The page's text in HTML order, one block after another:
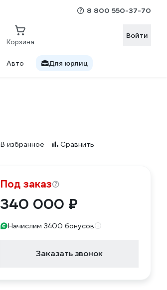
8 800 550-37-70
Корзина
Войти
Авто Для юрлиц
В избранное Сравнить
Под заказ
340 000 ₽
Начислим 3400 бонусов
Заказать звонок